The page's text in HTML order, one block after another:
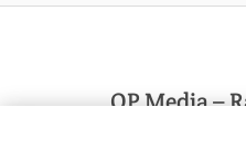
OP Media –